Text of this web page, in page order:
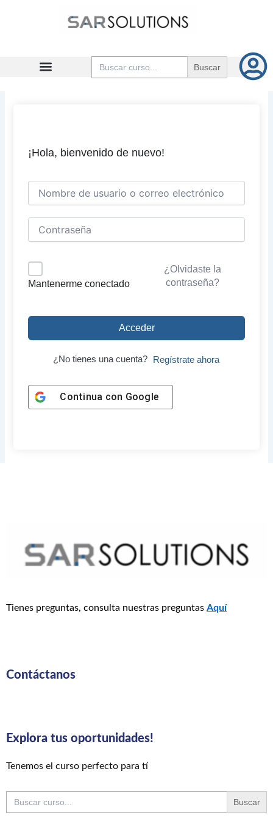
Buscar:
¡Hola, bienvenido de nuevo!
Mantenerme conectado
¿Olvidaste la
contraseña?
Acceder
¿No tienes una cuenta? Regístrate ahora
Continua con Google
Tienes preguntas, consulta nuestras preguntas Aquí
Contáctanos
Explora tus oportunidades!
Tenemos el curso perfecto para tí
Buscar: